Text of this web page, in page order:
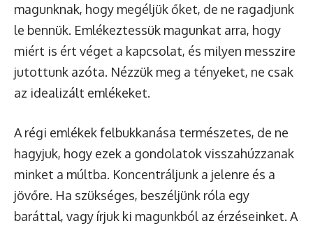
magunknak, hogy megéljük őket, de ne ragadjunk
le bennük. Emlékeztessük magunkat arra, hogy
miért is ért véget a kapcsolat, és milyen messzire
jutottunk azóta. Nézzük meg a tényeket, ne csak
az idealizált emlékeket.
A régi emlékek felbukkanása természetes, de ne
hagyjuk, hogy ezek a gondolatok visszahúzzanak
minket a múltba. Koncentráljunk a jelenre és a
jövőre. Ha szükséges, beszéljünk róla egy
baráttal, vagy írjuk ki magunkból az érzéseinket. A